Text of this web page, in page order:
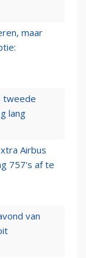
maar
tweede
lang
Airbus
757's af te
van